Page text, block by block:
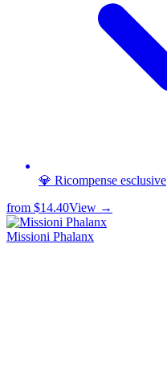
💎 Ricompense esclusive
from $14.40View →
Missioni Phalanx